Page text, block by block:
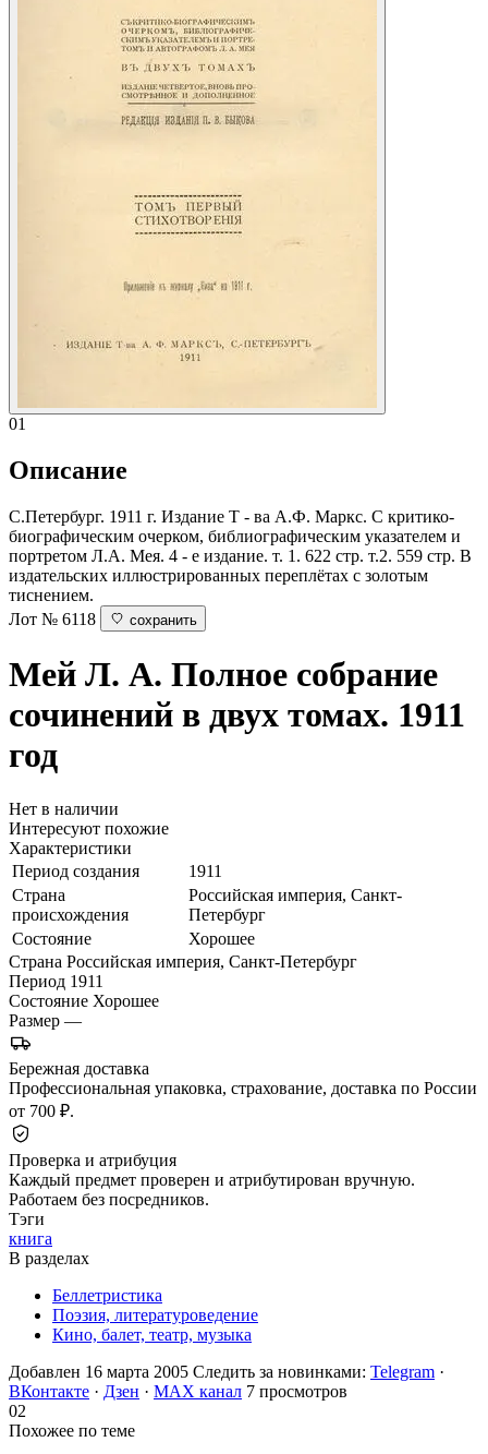
01
Описание
С.Петербург. 1911 г. Издание Т - ва А.Ф. Маркс. С критико-
биографическим очерком, библиографическим указателем и
портретом Л.А. Мея. 4 - е издание. т. 1. 622 стр. т.2. 559 стр. В
издательских иллюстрированных переплётах с золотым
тиснением.
Лот № 6118
сохранить
Мей Л. А. Полное собрание
сочинений в двух томах. 1911
год
Нет в наличии
Интересуют похожие
Характеристики
Период создания
1911
Страна
происхождения
Российская империя, Санкт-
Петербург
Состояние
Хорошее
Страна Российская империя, Санкт-Петербург
Период 1911
Состояние Хорошее
Размер —
Бережная доставка
Профессиональная упаковка, страхование, доставка по России
от 700 ₽.
Проверка и атрибуция
Каждый предмет проверен и атрибутирован вручную.
Работаем без посредников.
Тэги
книга
В разделах
Беллетристика
Поэзия, литературоведение
Кино, балет, театр, музыка
Добавлен 16 марта 2005 Следить за новинками: Telegram ·
ВКонтакте · Дзен · MAX канал 7 просмотров
02
Похожее по теме